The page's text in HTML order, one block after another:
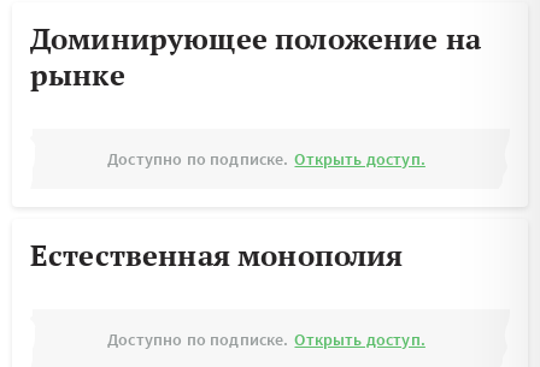
Доминирующее положение на
рынке
Доступно по подписке. Открыть доступ.
Естественная монополия
Доступно по подписке. Открыть доступ.